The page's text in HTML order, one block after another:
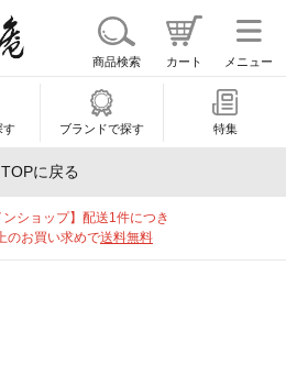
商品検索 カート メニュー
す ブランドで探す 特集
TOPに戻る
ンショップ】配送1件につき
のお買い求めで送料無料